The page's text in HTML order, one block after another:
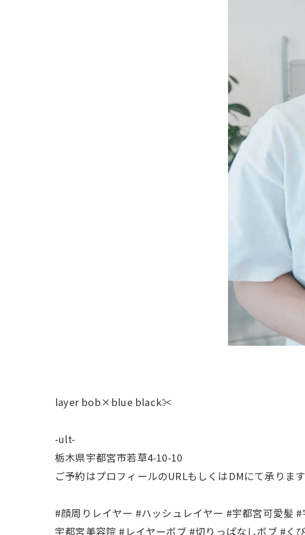
layer bob×blue black✂️
-ult-
栃木県宇都宮市若草4-10-10
ご予約はプロフィールのURLもしくはDMにて承りま
#顔周りレイヤー #ハッシュレイヤー #宇都宮可愛髪
宇都宮美容院 #レイヤーボブ #切りっぱなしボブ #く